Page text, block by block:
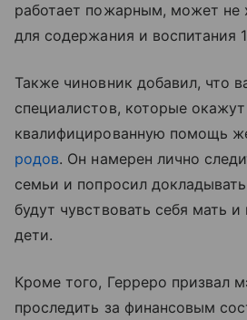
работает пожарным, может не
для содержания и воспитания
Также чиновник добавил, что
специалистов, которые окажут
квалифицированную помощь
родов. Он намерен лично
семьи и попросил
будут чувствовать себя мать
дети.
Кроме того, Герреро призвал
проследить за финансовым